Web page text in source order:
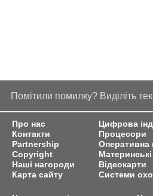
Помітили помилку? Виділіть
Про нас
Контакти
Partnership
Copyright
Наші нагороди
Карта сайту
Цифрова
Процесори
Оперативна
Відеокарти
Системи